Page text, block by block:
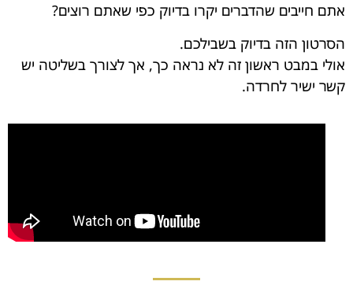
אתם חייבים שהדברים יקרו בדיוק כפי שאתם רוצים?
הסרטון הזה בדיוק בשבילכם.
אולי במבט ראשון זה לא נראה כך, אך לצורך בשליטה יש
קשר ישיר לחרדה.